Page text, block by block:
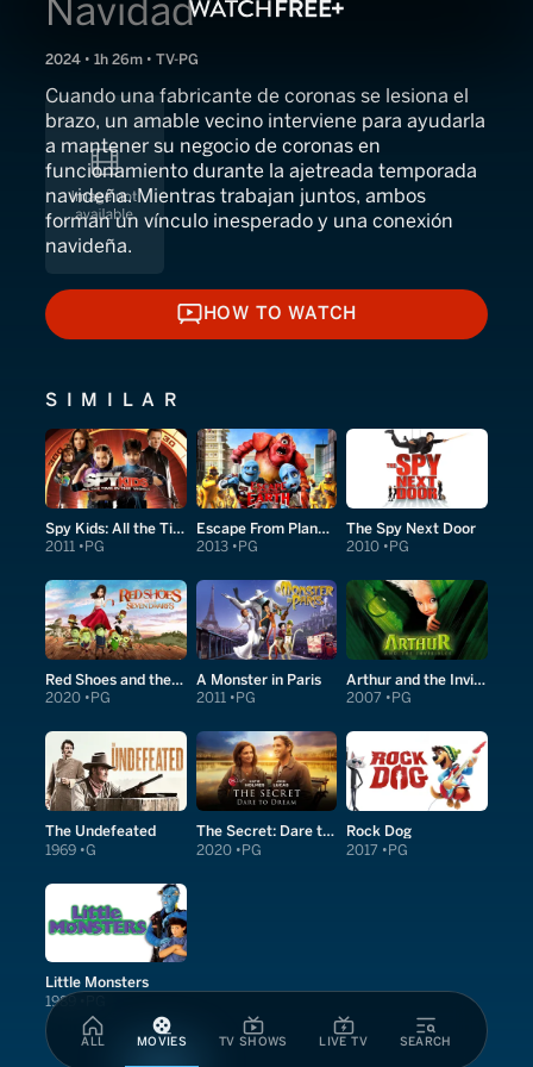
ALL MOVIES TV SHOWS LIVE TV SEARCH
Navidad
2024 • 1h 26m • TV-PG
Cuando una fabricante de coronas se lesiona el
brazo, un amable vecino interviene para ayudarla
a mantener su negocio de coronas en
funcionamiento durante la ajetreada temporada
navideña. Mientras trabajan juntos, ambos
forman un vínculo inesperado y una conexión
navideña.
HOW TO WATCH
HOW TO WATCH
SIMILAR
Spy Kids: All the Time in the World in 4D
2011 PG
Escape From Planet Earth
2013 PG
The Spy Next Door
2010 PG
Red Shoes and the Seven Dwarfs
2020 PG
A Monster in Paris
2011 PG
Arthur and the Invisibles
2007 PG
The Undefeated
1969 G
The Secret: Dare to Dream
2020 PG
Rock Dog
2017 PG
Little Monsters
1989